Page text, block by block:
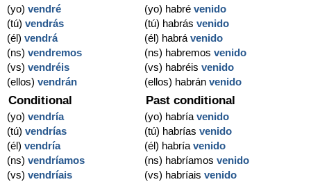
(yo) vendré
(tú) vendrás
(él) vendrá
(ns) vendremos
(vs) vendréis
(ellos) vendrán
(yo) habrévenido
(tú) habrásvenido
(él) habrávenido
(ns) habremosvenido
(vs) habréisvenido
(ellos) habránvenido
Conditional
(yo) vendría
(tú) vendrías
(él) vendría
(ns) vendríamos
(vs) vendríais
Past conditional
(yo) habríavenido
(tú) habríasvenido
(él) habríavenido
(ns) habríamosvenido
(vs) habríaisvenido